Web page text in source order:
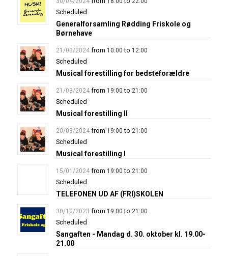
Scheduled
Generalforsamling Rødding Friskole og
Børnehave
21/03/2024 from 10:00 to 12:00
Scheduled
Musical forestilling for bedsteforældre
21/03/2024 from 19:00 to 21:00
Scheduled
Musical forestilling II
20/03/2024 from 19:00 to 21:00
Scheduled
Musical forestilling I
15/01/2024 from 19:00 to 21:00
Scheduled
TELEFONEN UD AF (FRI)SKOLEN
30/10/2023 from 19:00 to 21:00
Scheduled
Sangaften - Mandag d. 30. oktober kl. 19.00-
21.00